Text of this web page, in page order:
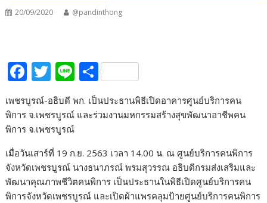
20/09/2020 @pandinthong
F
ac
e
b
o
o
k
T
w
itt
er
Li
e
S
h
ar
เพชรบูรณ์-อธิบดี พก. เป็นประธานพิธีเปิดอาคารศูนย์บริการคน
พิการ จ.เพชรบูรณ์ และร่วมงานมหกรรมสร้างสุขพัฒนาอาชีพคน
พิการ จ.เพชรบูรณ์
เมื่อวันเสาร์ที่ 19 ก.ย. 2563 เวลา 14.00 น. ณ ศูนย์บริการคนพิการ
จังหวัดเพชรบูรณ์ นางธนาภรณ์ พรมสุวรรณ อธิบดีกรมส่งเสริมและ
พัฒนาคุณภาพชีวิตคนพิการ เป็นประธานในพิธีเปิดศูนย์บริการคน
พิการจังหวัดเพชรบูรณ์ และเปิดผ้าแพรคลุมป้ายศูนย์บริการคนพิการ